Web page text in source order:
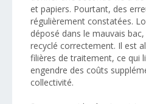
et papiers. Pourtant, des
régulièrement constatées.
déposé dans le mauvais
recyclé correctement. Il est
filières de traitement, ce qui
engendre des coûts
collectivité.